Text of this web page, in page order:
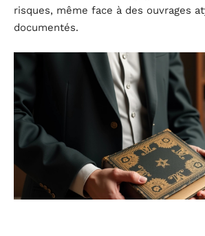
risques, même face à des ouvrages
documentés.